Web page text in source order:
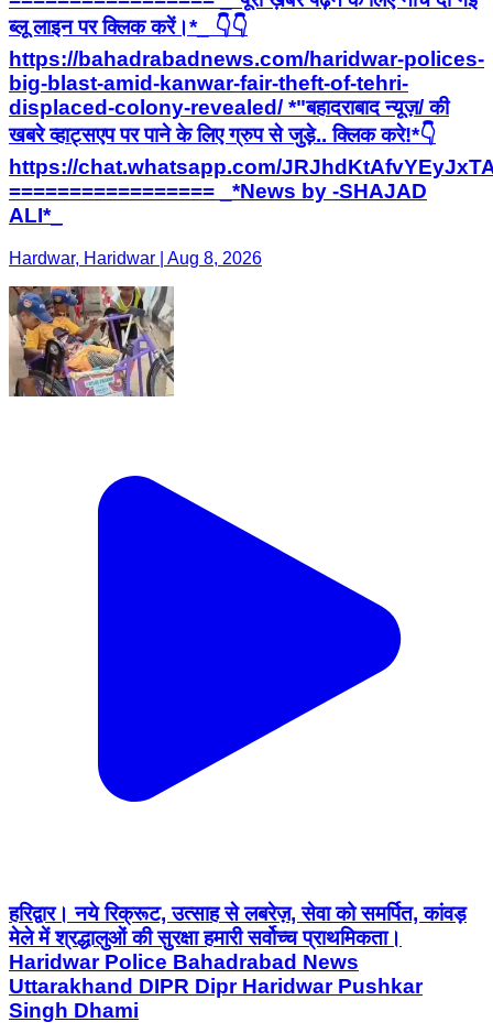
ब्लू लाइन पर क्लिक करें।*_ 👇👇
https://bahadrabadnews.com/haridwar-polices-
big-blast-amid-kanwar-fair-theft-of-tehri-
displaced-colony-revealed/ *"बहादराबाद न्यूज़/ की
खबरे व्हाट्सएप पर पाने के लिए ग्रुप से जुड़े.. क्लिक करे!*👇
https://chat.whatsapp.com/
================= _*News by -SHAJAD
ALI*_
Hardwar, Haridwar | Aug 8, 2026
हरिद्वार। नये रिक्रूट, उत्साह से लबरेज़, सेवा को समर्पित, कांवड़
मेले में श्रद्धालुओं की सुरक्षा हमारी सर्वोच्च प्राथमिकता।
Haridwar Police Bahadrabad News
Uttarakhand DIPR Dipr Haridwar Pushkar
Singh Dhami